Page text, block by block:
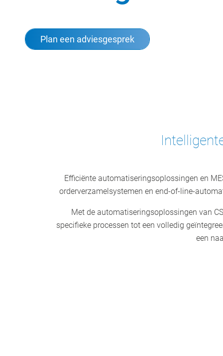
Plan een adviesgesprek
Efficiënte automatiseringsoplossingen en
orderverzamelsystemen en end-of-line-
Met de automatiseringsoplossingen van
specifieke processen tot een volledig
een